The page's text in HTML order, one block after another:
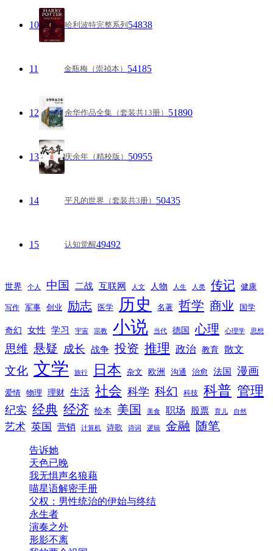
10 哈利波特完整系列 54838
11 金瓶梅（崇祯本） 54185
12 余华作品全集（套装共13册） 51890
13 庆余年（精校版） 50955
14 平凡的世界（套装共3册） 50435
15 认知觉醒49492
世界 个人 中国 二战 互联网 人文 人物 人生 人类 传记 健康
写作 军事 创业 励志 医学 历史 名著 哲学 商业 国学
奇幻 女性 学习 宇宙 宗教 小说 当代 德国 心理 心理学 思想
思维 悬疑 成长 战争 投资 推理 政治 教育 散文
文化 文学 旅行 日本 杂文 欧洲 沟通 治愈 法国 漫画
爱情 物理 理财 生活 社会 科学 科幻 科技 科普 管理
纪实 经典 经济 绘本 美国 美食 职场 股票 育儿 自然
艺术 英国 营销 计算机 诗歌 诗词 逻辑 金融 随笔
告诉她
天色已晚
我无惧声名狼藉
喵星语解密手册
父权：男性统治的伊始与终结
永生者
演奏之外
形影不离